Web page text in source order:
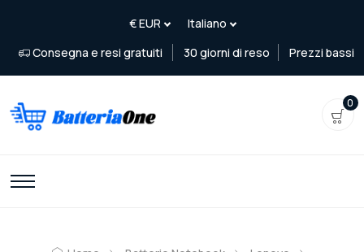
Consegna e resi gratuiti 30 giorni di reso Prezzi bassi
0